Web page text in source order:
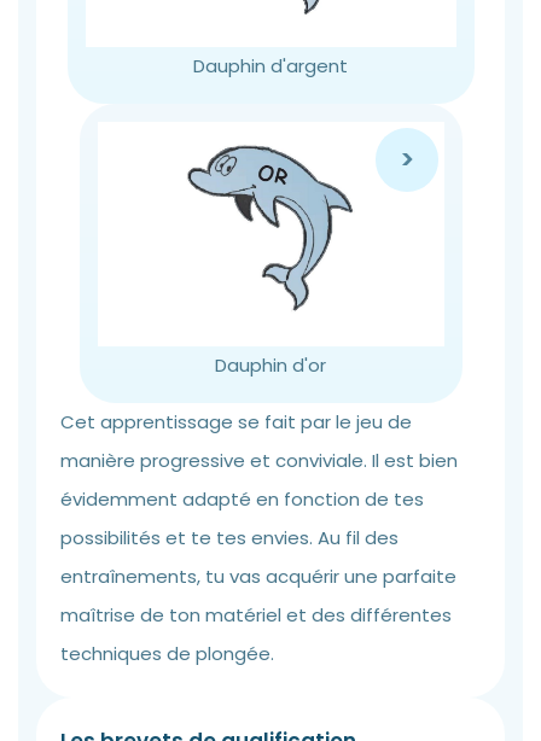
Dauphin d'argent
>
Dauphin d'or
Cet apprentissage se fait par le jeu de
manière progressive et conviviale. Il est bien
évidemment adapté en fonction de tes
possibilités et te tes envies. Au fil des
entraînements, tu vas acquérir une parfaite
maîtrise de ton matériel et des différentes
techniques de plongée.